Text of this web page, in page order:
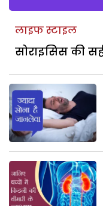
लाइफ स्टाइल
सोराइसिस की